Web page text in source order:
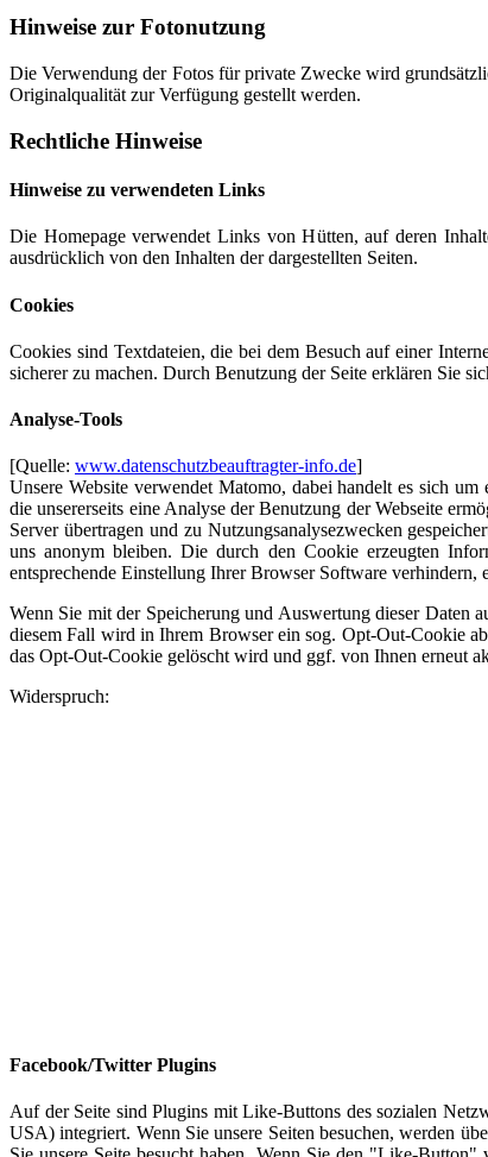
Hinweise zur Fotonutzung
Die Verwendung der Fotos für private Zwecke wird
Originalqualität zur Verfügung gestellt werden.
Rechtliche Hinweise
Hinweise zu verwendeten Links
Die Homepage verwendet Links von Hütten, auf deren
ausdrücklich von den Inhalten der dargestellten Seiten.
Cookies
Cookies sind Textdateien, die bei dem Besuch auf einer
sicherer zu machen. Durch Benutzung der Seite erklären Sie
Analyse-Tools
[Quelle: www.datenschutzbeauftragter-info.de]
Unsere Website verwendet Matomo, dabei handelt es sich
die unsererseits eine Analyse der Benutzung der Webseite
Server übertragen und zu Nutzungsanalysezwecken
uns anonym bleiben. Die durch den Cookie erzeugten
entsprechende Einstellung Ihrer Browser Software
Wenn Sie mit der Speicherung und Auswertung dieser Daten
diesem Fall wird in Ihrem Browser ein sog. Opt-Out-Cookie
das Opt-Out-Cookie gelöscht wird und ggf. von Ihnen erneut
Widerspruch:
Facebook/Twitter Plugins
Auf der Seite sind Plugins mit Like-Buttons des sozialen
USA) integriert. Wenn Sie unsere Seiten besuchen, werden